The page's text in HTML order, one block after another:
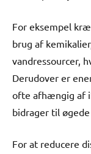
For eksempel
brug af
vandressourcer,
Derudover er
ofte afhængig af
bidrager til
For at reducere